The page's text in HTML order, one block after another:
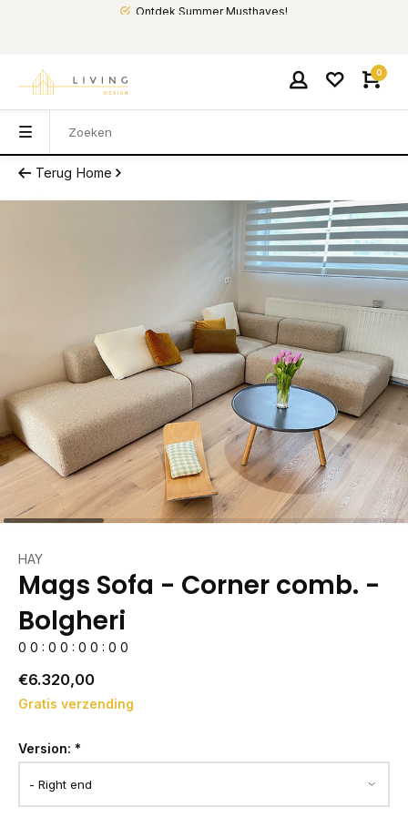
Ontdek Summer Musthaves!
0
Terug Home
HAY
Mags Sofa - Corner comb. -
Bolgheri
0 0 : 0 0 : 0 0 : 0 0
€6.320,00
Gratis verzending
Version: *